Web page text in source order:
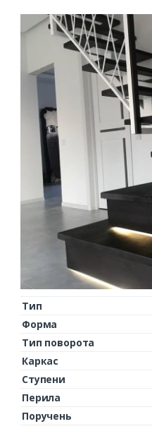
Тип
Форма
Тип поворота
Каркас
Ступени
Перила
Поручень